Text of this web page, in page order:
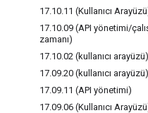
17.10.11 (Kullanıcı
17.10.09 (API yönetimi/
zamanı)
17.10.02 (kullanıcı arayüzü)
17.09.20 (kullanıcı arayüzü)
17.09.11 (API yönetimi)
17.09.06 (Kullanıcı